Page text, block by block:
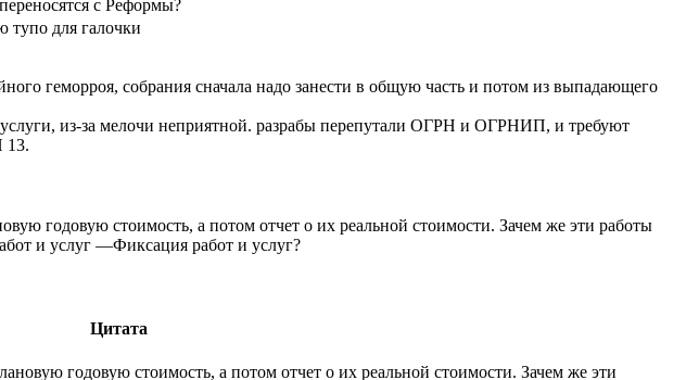
с Реформы?
тупо для галочки
геморроя, собрания сначала надо занести в общую часть и потом из выпадающего
из-за мелочи неприятной. разрабы перепутали ОГРН и ОГРНИП, и требуют
13.
годовую стоимость, а потом отчет о их реальной стоимости. Зачем же эти работы
и услуг —Фиксация работ и услуг?
Цитата
годовую стоимость, а потом отчет о их реальной стоимости. Зачем же эти